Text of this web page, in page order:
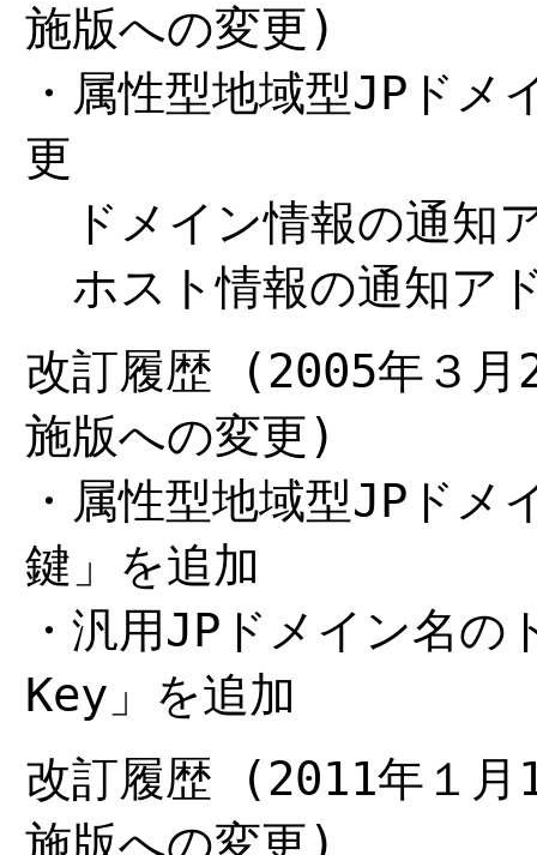
施版への変更)
・属性型地域型JPド
更
ドメイン情報の通知
ホスト情報の通知ア
改訂履歴 (2005年３月
施版への変更)
・属性型地域型JPド
鍵」を追加
・汎用JPドメイン名
Key」を追加
改訂履歴 (2011年１月
施版への変更)